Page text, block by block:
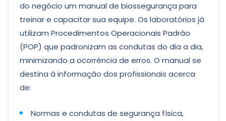
do negócio um manual de biossegurança para
treinar e capacitar sua equipe. Os laboratórios já
utilizam Procedimentos Operacionais Padrão
(POP) que padronizam as condutas do dia a dia,
minimizando a ocorrência de erros. O manual se
destina à informação dos profissionais acerca
de:
Normas e condutas de segurança física,